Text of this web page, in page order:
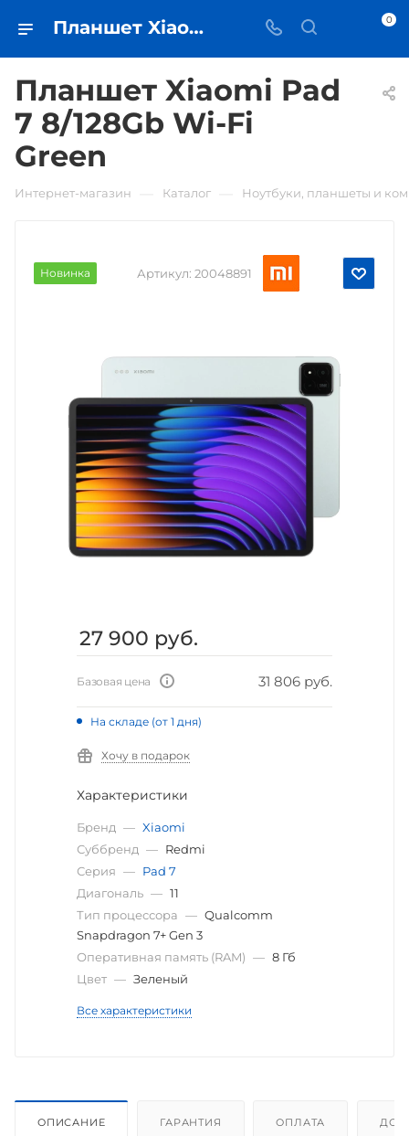
Планшет Xiaomi Pad 7 8/128Gb Wi-Fi Green • купить в Самаре - iЧехол 0
Планшет Xiaomi Pad
7 8/128Gb Wi-Fi
Green
Интернет-магазин Каталог Ноутбуки, планшеты и
Новинка Артикул: 20048891
27 900 руб.
Базовая цена 31 806 руб.
На складе (от 1 дня)
Хочу в подарок
Характеристики
Бренд — Xiaomi
Суббренд — Redmi
Серия — Pad 7
Диагональ — 11
Тип процессора — Qualcomm
Snapdragon 7+ Gen 3
Оперативная память (RAM) — 8 Гб
Цвет — Зеленый
Все характеристики
ОПИСАНИЕ ГАРАНТИЯ ОПЛАТА